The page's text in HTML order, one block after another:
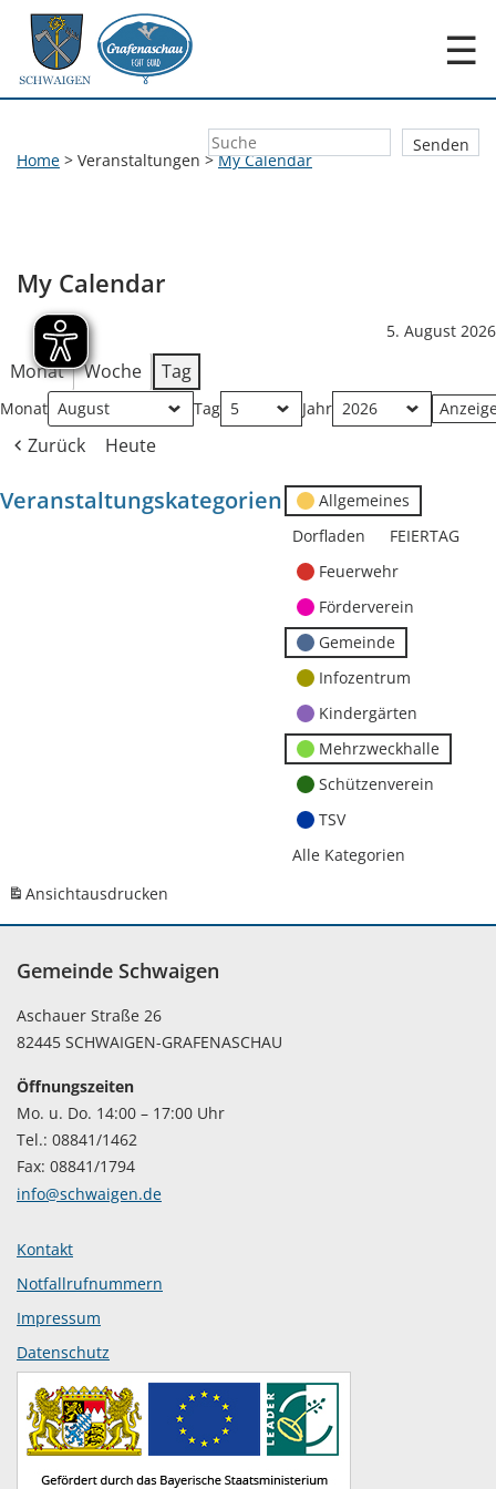
☰
Home > Veranstaltungen >My Calendar
My Calendar
5. August 2026
Monat Woche Tag
Monat Tag Jahr
Zurück Heute
Veranstaltungskategorien
Allgemeines
Dorfladen
FEIERTAG
Feuerwehr
Förderverein
Gemeinde
Infozentrum
Kindergärten
Mehrzweckhalle
Schützenverein
TSV
Alle Kategorien
Ansichtausdrucken
Gemeinde Schwaigen
Aschauer Straße 26
82445 SCHWAIGEN-GRAFENASCHAU
Öffnungszeiten
Mo. u. Do. 14:00 – 17:00 Uhr
Tel.: 08841/1462
Fax: 08841/1794
info@schwaigen.de
Kontakt
Notfallrufnummern
Impressum
Datenschutz